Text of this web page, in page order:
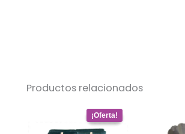
Productos relacionados
Este
producto